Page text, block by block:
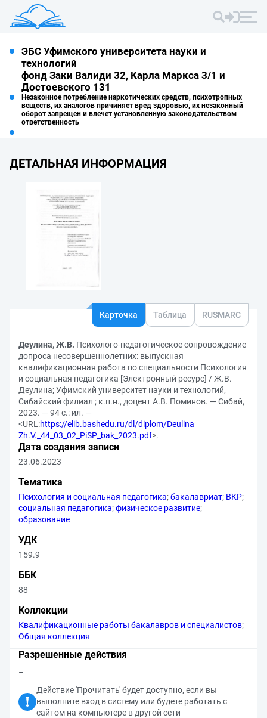
ЭБС Уфимского университета науки и
технологий
фонд Заки Валиди 32, Карла Маркса 3/1 и
Достоевского 131
Незаконное потребление наркотических средств, психотропных
веществ, их аналогов причиняет вред здоровью, их незаконный
оборот запрещен и влечет установленную законодательством
ответственность
ДЕТАЛЬНАЯ ИНФОРМАЦИЯ
Карточка Таблица RUSMARC
Деулина, Ж.В. Психолого-педагогическое сопровождение
допроса несовершеннолетних: выпускная
квалификационная работа по специальности Психология
и социальная педагогика [Электронный ресурс] / Ж.В.
Деулина; Уфимский университет науки и технологий,
Сибайский филиал ; к.п.н., доцент А.В. Поминов. — Сибай,
2023. — 94 с.: ил. —
<URL:https://elib.bashedu.ru/dl/diplom/Deulina
Zh.V._44_03_02_PiSP_bak_2023.pdf>.
Дата создания записи
23.06.2023
Тематика
Психология и социальная педагогика;бакалавриат; ВКР;
социальная педагогика;физическое развитие;
образование
УДК
159.9
ББК
88
Коллекции
Квалификационные работы бакалавров и специалистов;
Общая коллекция
Разрешенные действия
–
Действие 'Прочитать' будет доступно, если вы
выполните вход в систему или будете работать с
сайтом на компьютере в другой сети